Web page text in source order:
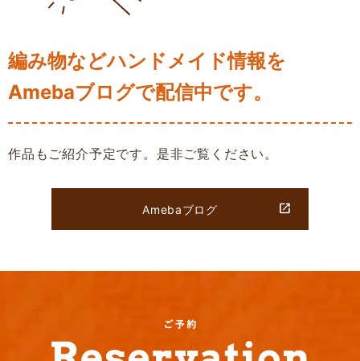
編み物などハンドメイド情報を
Amebaブログで配信中です。
作品もご紹介予定です。是非ご覧ください。
Amebaブログ